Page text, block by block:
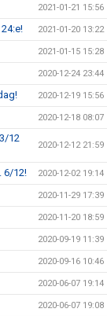
2021-01-21 15:56
2021-01-20 13:22
2021-01-15 15:28
2020-12-24 23:44
2020-12-19 15:56
2020-12-18 08:07
12
2020-12-12 21:59
6/12! 2020-12-02 19:14
2020-11-29 17:39
2020-11-20 18:59
2020-09-19 11:39
2020-09-16 10:46
2020-06-07 19:14
2020-06-07 19:08